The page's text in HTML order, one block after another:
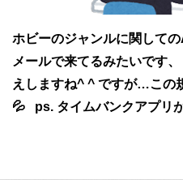
ホビーのジャンルに関して
メールで来てるみたいです
えしますね^ ^ ですが…この
💦 ps. タイムバンクアプリ